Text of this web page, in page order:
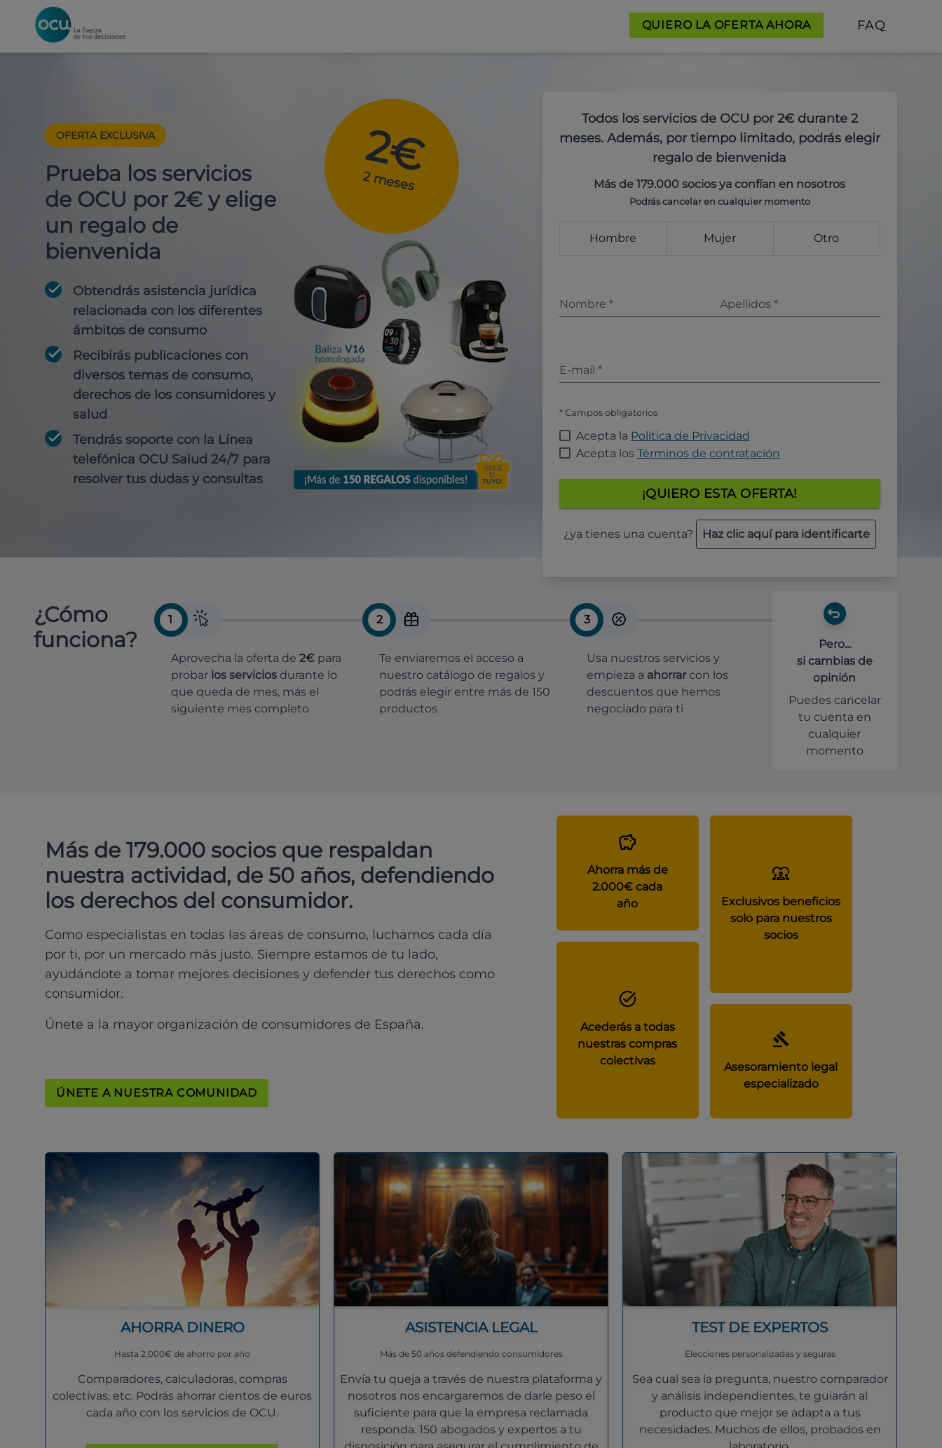
QUIERO LA OFERTA AHORA FAQ
OFERTA EXCLUSIVA
Prueba los servicios
de OCU por 2€ y elige
un regalo de
bienvenida
Obtendrás asistencia jurídica
relacionada con los diferentes
ámbitos de consumo
Recibirás publicaciones con
diversos temas de consumo,
derechos de los consumidores y
salud
Tendrás soporte con la Línea
telefónica OCU Salud 24/7 para
resolver tus dudas y consultas
2€
2 meses
Todos los servicios de OCU por 2€ durante 2
meses. Además, por tiempo limitado, podrás elegir
regalo de bienvenida
Más de 179.000 socios ya confían en nosotros
Podrás cancelar en cualquier momento
Hombre Mujer Otro
Nombre * Apellidos *
E-mail *
* Campos obligatorios
Acepta la Política de Privacidad
Acepta los Términos de contratación
¡QUIERO ESTA OFERTA!
¿ya tienes una cuenta? Haz clic aquí para identificarte
¿Cómo
funciona?
1
Aprovecha la oferta de 2€ para
probar los servicios durante lo
que queda de mes, más el
siguiente mes completo
2
Te enviaremos el acceso a
nuestro catálogo de regalos y
podrás elegir entre más de 150
productos
3
Usa nuestros servicios y
empieza a ahorrar con los
descuentos que hemos
negociado para ti
Pero...
si cambias de
opinión
Puedes cancelar
tu cuenta en
cualquier
momento
Más de 179.000 socios que respaldan
nuestra actividad, de 50 años, defendiendo
los derechos del consumidor.
Como especialistas en todas las áreas de consumo, luchamos cada día
por ti, por un mercado más justo. Siempre estamos de tu lado,
ayudándote a tomar mejores decisiones y defender tus derechos como
consumidor.
Únete a la mayor organización de consumidores de España.
ÚNETE A NUESTRA COMUNIDAD
Ahorra más de
2.000€ cada
año
Exclusivos beneficios
solo para nuestros
socios
Acederás a todas
nuestras compras
colectivas
Asesoramiento legal
especializado
AHORRA DINERO
Hasta 2.000€ de ahorro por año
Comparadores, calculadoras, compras
colectivas, etc. Podrás ahorrar cientos de euros
cada año con los servicios de OCU.
ASISTENCIA LEGAL
Más de 50 años defendiendo consumidores
Envía tu queja a través de nuestra plataforma y
nosotros nos encargaremos de darle peso el
suficiente para que la empresa reclamada
responda. 150 abogados y expertos a tu
TEST DE EXPERTOS
Elecciones personalizadas y seguras
Sea cual sea la pregunta, nuestro comparador
y análisis independientes, te guiarán al
producto que mejor se adapta a tus
necesidades. Muchos de ellos, probados en